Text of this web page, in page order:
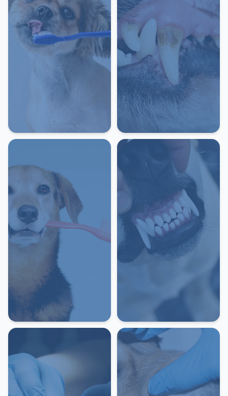
слизової оболонки рота.При необхідності – аналізи
та знеболення.Проведення процедури (чищення,
лікування, видалення зубів).Рекомендації щодо
догляду за зубами після лікування.
Даруємо знижку 200 грн за підписку на наш
телеграм ботПЕРЕЙТИ В ТЕЛЕГРАМ
Консультація стоматолога (первинна)
300 грн
-
Санація ротової порожнини
(ультразвукова чистка), коти та дрібні
породи собак до 5 кг
1 700 грн
Санація ротової порожнини
(ультразвукова чистка зубів), собаки 5-
10 кг
-